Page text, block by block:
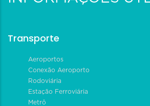
Transporte
Aeroportos
Conexão Aeroporto
Rodoviária
Estação Ferroviária
Metrô